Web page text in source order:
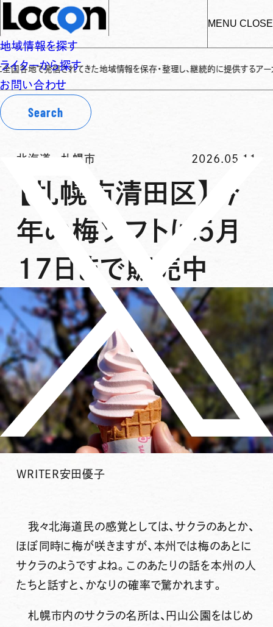
MENU CLOSE
地域情報を探す
ライターから探す
お問い合わせ
Search
信されてきた地域情報を保存・整理し、継続的に提供するアーカイブサイト
北海道 -札幌市 2026.05.11
【札幌市清田区】今
年の梅ソフトは5月
17日まで販売中
WRITER安田優子
我々北海道民の感覚としては、サクラのあとか、
ほぼ同時に梅が咲きますが、本州では梅のあとに
サクラのようですよね。このあたりの話を本州の人
たちと話すと、かなりの確率で驚かれます。
札幌市内のサクラの名所は、円山公園をはじめ